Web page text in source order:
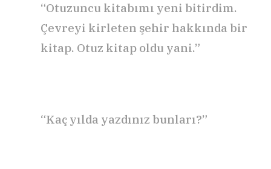
“Otuzuncu kitabımı yeni bitirdim.
Çevreyi kirleten şehir hakkında bir
kitap. Otuz kitap oldu yani.”
“Kaç yılda yazdınız bunları?”